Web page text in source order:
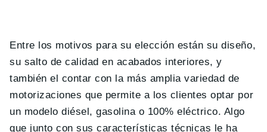
Entre los motivos para su elección están su diseño,
su salto de calidad en acabados interiores, y
también el contar con la más amplia variedad de
motorizaciones que permite a los clientes optar por
un modelo diésel, gasolina o 100% eléctrico. Algo
que junto con sus características técnicas le ha